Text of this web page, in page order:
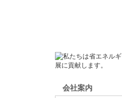
トップページ
会社案内